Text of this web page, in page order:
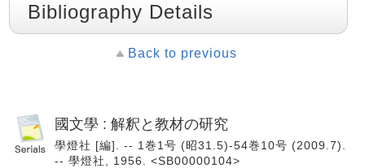
Bibliography Details
Back to previous
國文學 : 解釈と教材の研究
學燈社 [編]. -- 1巻1号 (昭31.5)-54巻10号 (2009.7).
-- 學燈社, 1956. <SB00000104>